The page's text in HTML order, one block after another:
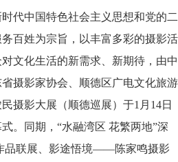
代中国特色社会主义思想和党的二
百姓为宗旨，以丰富多彩的摄影活
文化生活的新需求、新期待，由中
摄影家协会、顺德区广电文化旅游
摄影大展（顺德巡展）于1月14日
。同期，“水融湾区 花繁两地”深
品联展、影途悟境——陈家鸣摄影